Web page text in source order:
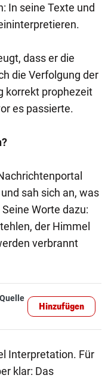
In seine Texte und
dass er die
die Verfolgung der
korrekt prophezeit
es passierte.
sah sich an, was
Worte dazu:
der Himmel
verbrannt
Hinzufügen
Interpretation. Für
klar: Das